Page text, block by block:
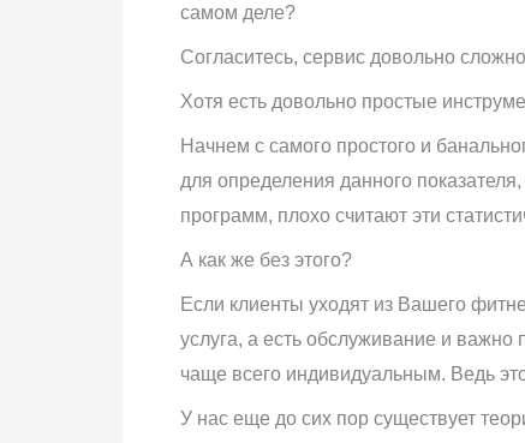
самом деле?
Согласитесь, сервис довольно
Хотя есть довольно простые
Начнем с самого простого и
для определения данного
программ, плохо считают эти
А как же без этого?
Если клиенты уходят из Вашего
услуга, а есть обслуживание и
чаще всего индивидуальным. Ведь
У нас еще до сих пор существует